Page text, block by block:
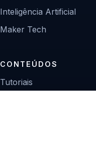
Inteligência Artificial
Maker Tech
CONTEÚDOS
Tutoriais